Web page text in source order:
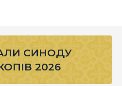
СИНОДУ
2026